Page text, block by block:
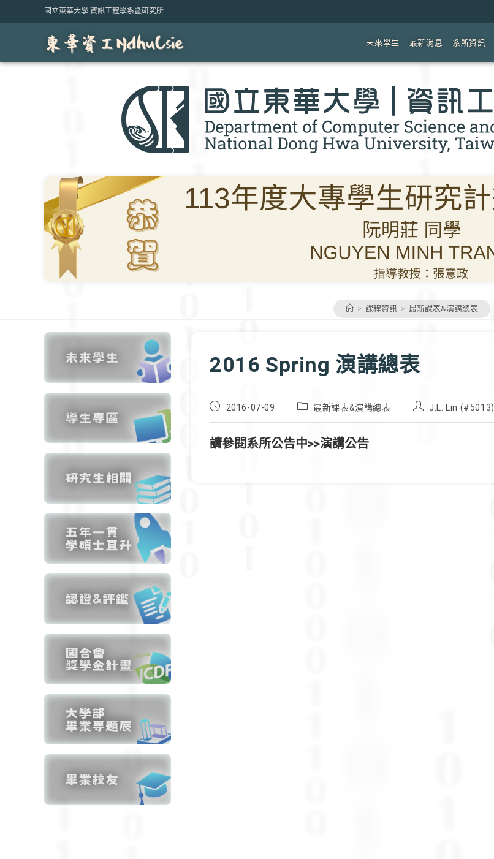
to
國立東華大學 資訊工程學系暨研究所
未來學生 最新消息 系所資訊
> 課程資訊 > 最新課表&演講總表
2016 Spring 演講總表
Post
2016-07-09
Post
最新課表&演講總表
Post
J.L. Lin (#5013)
請參閱系所公告中>>演講公告